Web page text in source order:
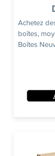
Achetez
boîtes,
Boîtes